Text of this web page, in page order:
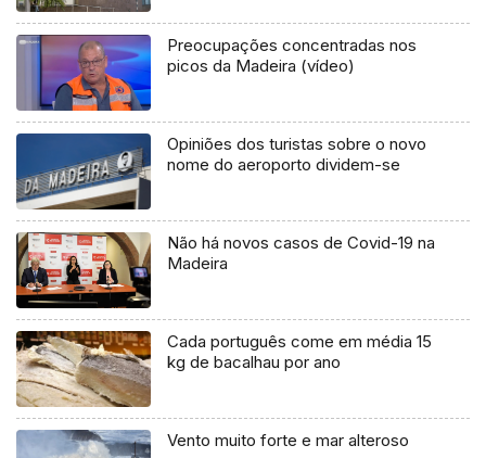
Preocupações concentradas nos
picos da Madeira (vídeo)
Opiniões dos turistas sobre o novo
nome do aeroporto dividem-se
Não há novos casos de Covid-19 na
Madeira
Cada português come em média 15
kg de bacalhau por ano
Vento muito forte e mar alteroso